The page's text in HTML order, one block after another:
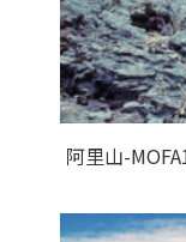
阿里山-